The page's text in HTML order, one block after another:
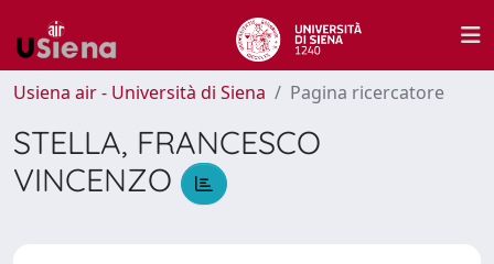
Usiena air - Università di Siena Pagina ricercatore
STELLA, FRANCESCO
VINCENZO